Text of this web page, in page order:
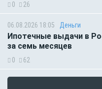
0 26
06.08.2026 18:05 Деньги
Ипотечные выдачи в
за семь месяцев
0 62